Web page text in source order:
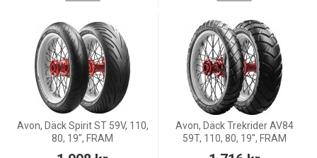
Avon, Däck Spirit ST 59V, 110,
80, 19", FRAM
Avon, Däck Trekrider AV84
59T, 110, 80, 19", FRAM